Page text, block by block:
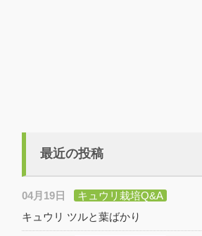
最近の投稿
04月19日
キュウリ栽培Q&A
キュウリ ツルと葉ばかり